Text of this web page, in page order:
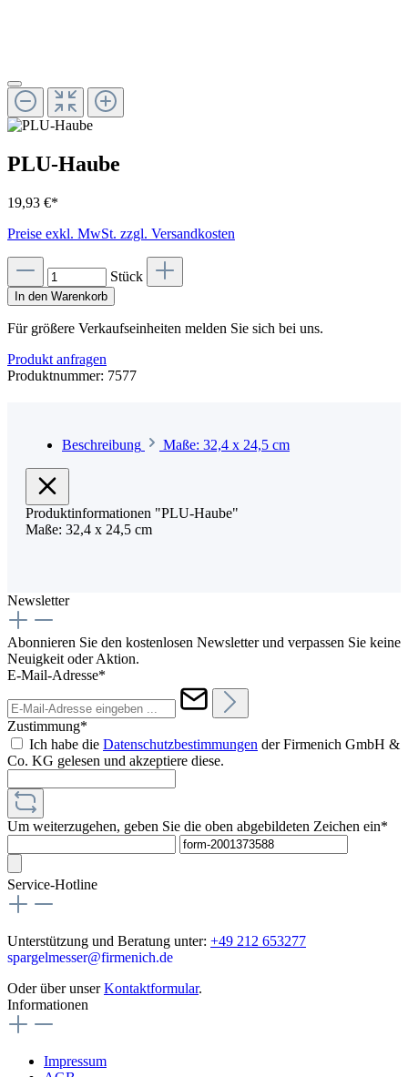
PLU-Haube
19,93 €*
Preise exkl. MwSt. zzgl. Versandkosten
Stück
In den Warenkorb
Für größere Verkaufseinheiten melden Sie sich bei uns.
Produkt anfragen
Produktnummer: 7577
Beschreibung Maße: 32,4 x 24,5 cm
Produktinformationen "PLU-Haube"
Maße: 32,4 x 24,5 cm
Newsletter
Abonnieren Sie den kostenlosen Newsletter und verpassen Sie keine
Neuigkeit oder Aktion.
E-Mail-Adresse*
Zustimmung*
Ich habe die Datenschutzbestimmungen der Firmenich GmbH &
Co. KG gelesen und akzeptiere diese.
Um weiterzugehen, geben Sie die oben abgebildeten Zeichen ein*
Service-Hotline
Unterstützung und Beratung unter: +49 212 653277
spargelmesser@firmenich.de
Oder über unserKontaktformular.
Informationen
Impressum